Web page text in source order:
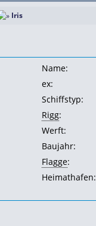
Iris
Name:
ex:
Schiffstyp:
Rigg:
Werft:
Baujahr:
Flagge:
Heimathafen: